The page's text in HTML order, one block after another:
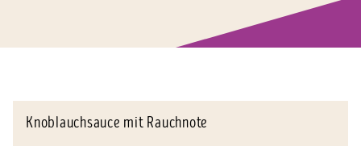
Knoblauchsauce mit Rauchnote